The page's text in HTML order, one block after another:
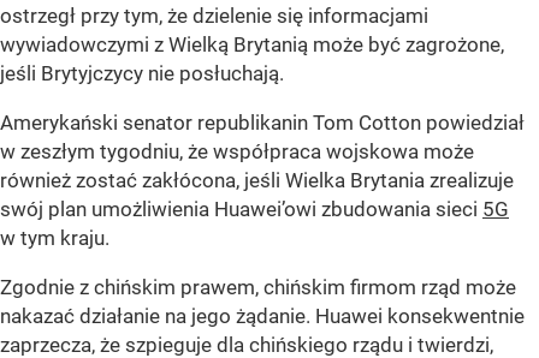
ostrzegł przy tym, że dzielenie się informacjami
wywiadowczymi z Wielką Brytanią może być zagrożone,
jeśli Brytyjczycy nie posłuchają.
Amerykański senator republikanin Tom Cotton powiedział
w zeszłym tygodniu, że współpraca wojskowa może
również zostać zakłócona, jeśli Wielka Brytania zrealizuje
swój plan umożliwienia Huawei’owi zbudowania sieci 5G
w tym kraju.
Zgodnie z chińskim prawem, chińskim firmom rząd może
nakazać działanie na jego żądanie. Huawei konsekwentnie
zaprzecza, że szpieguje dla chińskiego rządu i twierdzi,